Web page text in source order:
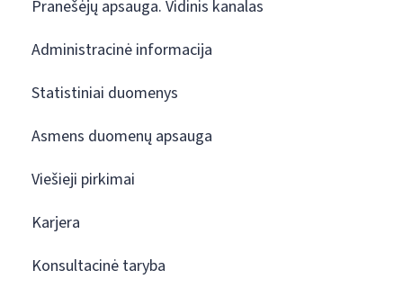
Pranešėjų apsauga. Vidinis kanalas
Administracinė informacija
Statistiniai duomenys
Asmens duomenų apsauga
Viešieji pirkimai
Karjera
Konsultacinė taryba